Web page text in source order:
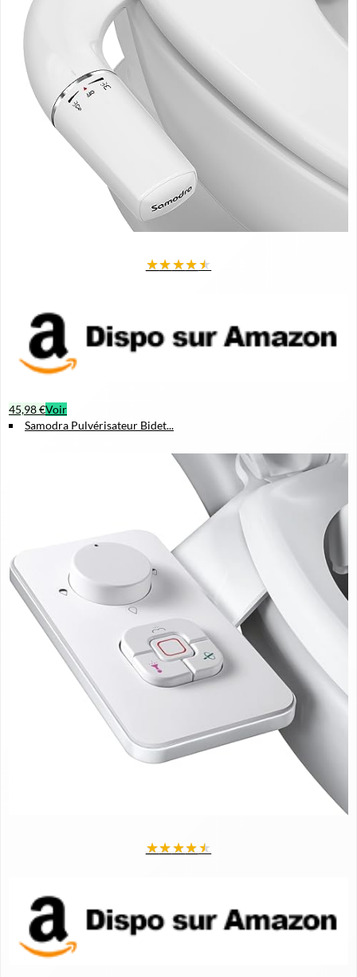
★★★★★
45,98 €Voir
Samodra Pulvérisateur Bidet...
★★★★★